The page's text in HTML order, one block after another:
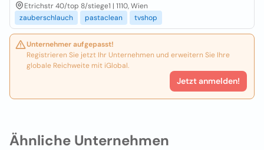
Ähnliche Unternehmen
Etrichstr 40/top 8/stiege1 | 1110, Wien
zauberschlauch
pastaclean tvshop
Unternehmer aufgepasst!
Registrieren Sie jetzt Ihr Unternehmen und erweitern Sie Ihre
globale Reichweite mit iGlobal.
Jetzt anmelden!